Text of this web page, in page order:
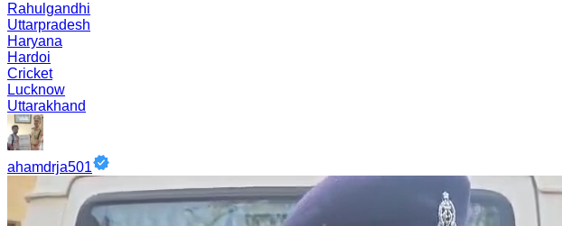
Rahulgandhi
Uttarpradesh
Haryana
Hardoi
Cricket
Lucknow
Uttarakhand
ahamdrja501